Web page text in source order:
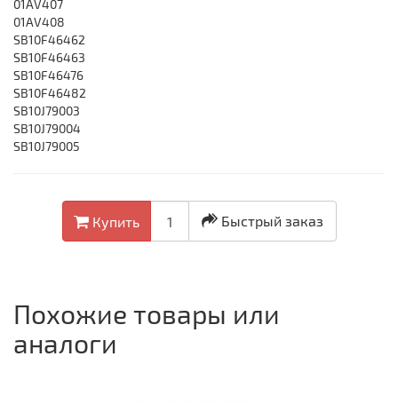
01AV407
01AV408
SB10F46462
SB10F46463
SB10F46476
SB10F46482
SB10J79003
SB10J79004
SB10J79005
Купить Быстрый заказ
Похожие товары или
аналоги